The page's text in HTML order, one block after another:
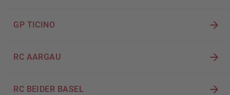
GP TICINO
RC AARGAU
RC BEIDER BASEL